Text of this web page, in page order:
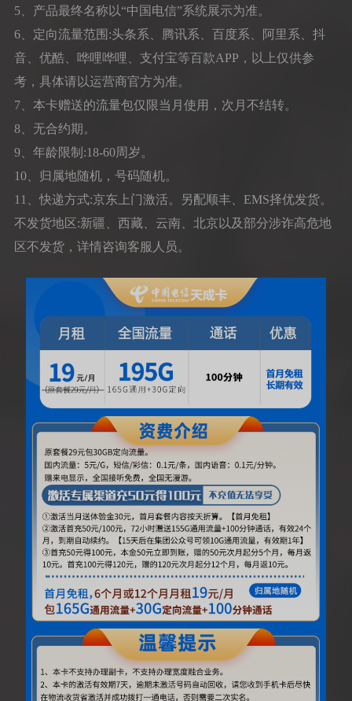
5、产品最终名称以“中国电信”系统展示为准。
6、定向流量范围:头条系、腾讯系、百度系、阿里系、抖
音、优酷、哗哩哗哩、支付宝等百款APP，以上仅供参
考，具体请以运营商官方为准。
7、本卡赠送的流量包仅限当月使用，次月不结转。
8、无合约期。
9、年龄限制:18-60周岁。
10、归属地随机，号码随机。
11、快递方式:京东上门激活。另配顺丰、EMS择优发货。
不发货地区:新疆、西藏、云南、北京以及部分涉诈高危地
区不发货，详情咨询客服人员。